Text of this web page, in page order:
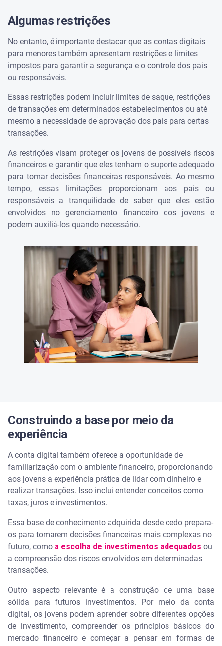
Algumas restrições
No entanto, é importante destacar que as contas digitais
para menores também apresentam restrições e limites
impostos para garantir a segurança e o controle dos pais
ou responsáveis.
Essas restrições podem incluir limites de saque, restrições
de transações em determinados estabelecimentos ou até
mesmo a necessidade de aprovação dos pais para certas
transações.
As restrições visam proteger os jovens de possíveis riscos
financeiros e garantir que eles tenham o suporte adequado
para tomar decisões financeiras responsáveis. Ao mesmo
tempo, essas limitações proporcionam aos pais ou
responsáveis a tranquilidade de saber que eles estão
envolvidos no gerenciamento financeiro dos jovens e
podem auxiliá-los quando necessário.
Construindo a base por meio da
experiência
A conta digital também oferece a oportunidade de
familiarização com o ambiente financeiro, proporcionando
aos jovens a experiência prática de lidar com dinheiro e
realizar transações. Isso inclui entender conceitos como
taxas, juros e investimentos.
Essa base de conhecimento adquirida desde cedo prepara-
os para tomarem decisões financeiras mais complexas no
futuro, como a escolha de investimentos adequados ou
a compreensão dos riscos envolvidos em determinadas
transações.
Outro aspecto relevante é a construção de uma base
sólida para futuros investimentos. Por meio da conta
digital, os jovens podem aprender sobre diferentes opções
de investimento, compreender os princípios básicos do
mercado financeiro e começar a pensar em formas de